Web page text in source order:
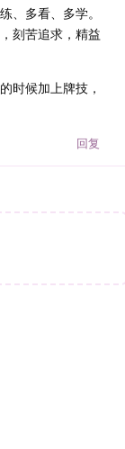
、多看、多学。
刻苦追求，精益
时候加上牌技，
回复